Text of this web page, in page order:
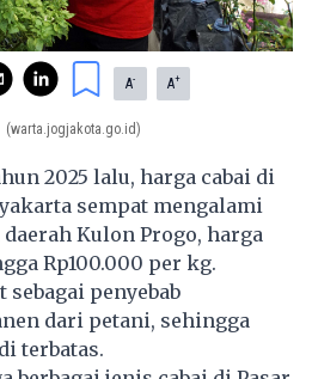
A- A+
(warta.jogjakota.go.id)
2025 lalu, harga cabai di
sempat mengalami
Kulon Progo, harga
Rp100.000 per kg.
penyebab
dari petani, sehingga
terbatas.